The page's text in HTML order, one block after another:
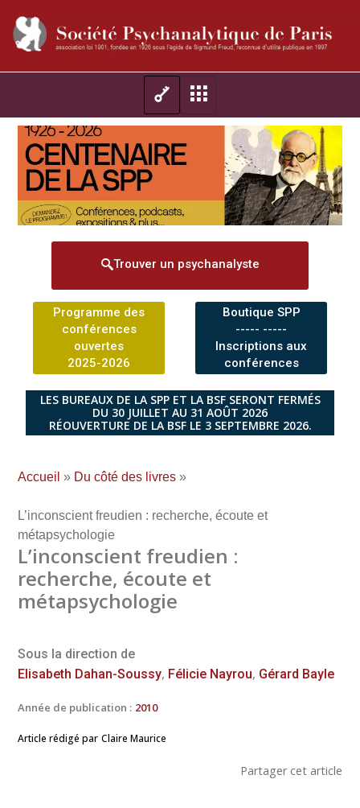
Trouver un psychanalyste
Programme des
conférences
ouvertes
2025-2026
Boutique SPP
----- -----
Inscriptions aux
conférences
LES BUREAUX DE LA SPP ET LA BSF SERONT FERMÉS
DU 30 JUILLET AU 31 AOÛT 2026
RÉOUVERTURE DE LA BSF LE 3 SEPTEMBRE 2026.
Accueil » Du côté des livres »
L’inconscient freudien : recherche, écoute et
métapsychologie
L’inconscient freudien :
recherche, écoute et
métapsychologie
Sous la direction de
Elisabeth Dahan-Soussy, Félicie Nayrou, Gérard Bayle
Année de publication : 2010
Article rédigé par Claire Maurice
Partager cet article